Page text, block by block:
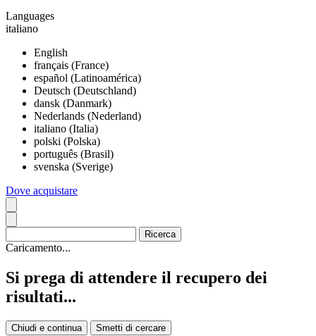
Languages
italiano
English
français (France)
español (Latinoamérica)
Deutsch (Deutschland)
dansk (Danmark)
Nederlands (Nederland)
italiano (Italia)
polski (Polska)
português (Brasil)
svenska (Sverige)
Dove acquistare
Caricamento...
Si prega di attendere il recupero dei
risultati...
Chiudi e continua Smetti di cercare